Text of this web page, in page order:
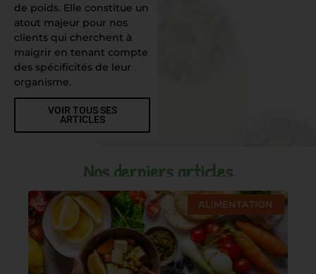
de poids. Elle constitue un
atout majeur pour nos
clients qui cherchent à
maigrir en tenant compte
des spécificités de leur
organisme.
VOIR TOUS SES
ARTICLES
Nos derniers articles
ALIMENTATION